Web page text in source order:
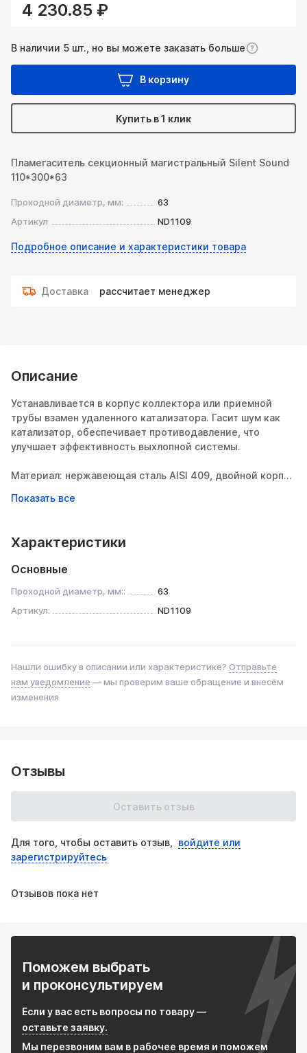
4 230.85 ₽
В наличии 5 шт., но вы можете заказать больше
В корзину
Купить в 1 клик
Пламегаситель секционный магистральный Silent Sound
110*300*63
Проходной диаметр, мм:
63
Артикул
ND1109
Подробное описание и характеристики товара
Доставка рассчитает менеджер
Описание
Устанавливается в корпус коллектора или приемной
трубы взамен удаленного катализатора. Гасит шум как
катализатор, обеспечивает противодавление, что
улучшает эффективность выхлопной системы.
Материал: нержавеющая сталь AISI 409, двойной корпус
Размеры:
Длина бочки, мм: 300
Тип внутреннего узла: трёхкамерный, секционный, с 4-
мя перфорированными перегородками.
Отличительная особенность состоит в том, что передняя
поступают в выхлопной тракт с наименьшим
сопротивлением.
Пропускная способность соответствует диаметру трубы
61мм., что обеспечивает оптимальное противодавление
Характеристики
Основные
Проходной диаметр, мм::
63
Артикул:
ND1109
Нашли ошибку в описании или характеристике? Отправьте
нам уведомление — мы проверим ваше обращение и внесём
изменения
Отзывы
Оставить отзыв
Для того, чтобы оставить отзыв, войдите или
зарегистрируйтесь
Отзывов пока нет
Поможем выбрать
и проконсультируем
Если у вас есть вопросы по товару —
оставьте заявку.
Мы перезвоним вам в рабочее время и поможем